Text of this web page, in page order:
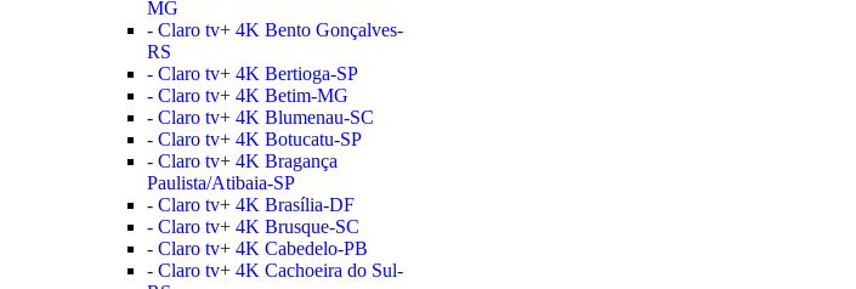
MG
- Claro tv+ 4K Bento Gonçalves-
RS
- Claro tv+ 4K Bertioga-SP
- Claro tv+ 4K Betim-MG
- Claro tv+ 4K Blumenau-SC
- Claro tv+ 4K Botucatu-SP
- Claro tv+ 4K Bragança
Paulista/Atibaia-SP
- Claro tv+ 4K Brasília-DF
- Claro tv+ 4K Brusque-SC
- Claro tv+ 4K Cabedelo-PB
- Claro tv+ 4K Cachoeira do Sul-